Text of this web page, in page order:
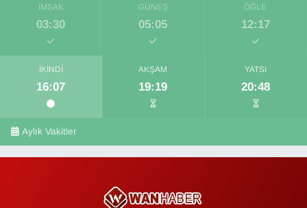
İMSAK
03:30
GÜNEŞ
05:05
ÖĞLE
12:17
İKINDI
16:07
AKŞAM
19:19
YATSI
20:48
Aylık Vakitler